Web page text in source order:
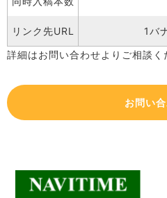
リンク先URL
1バ
詳細はお問い合わせよりご相談く
お問い